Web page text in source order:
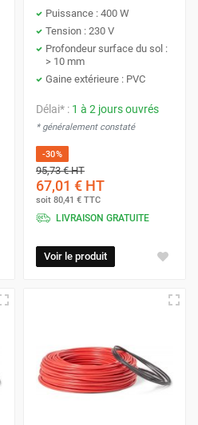
chape
une solution de chauffage au
chauffants de 3mm et de 6mm
offrant une flexibilité
énergétique. La technologie
le confort de votre espace tout
Puissance : 400 W
Tension : 230 V
Profondeur surface du sol :
> 10 mm
Gaine extérieure : PVC
Délai* : 1 à 2 jours ouvrés
* généralement constaté
-30%
95,73 €HT
67,01 € HT
soit 80,41 € TTC
LIVRAISON GRATUITE
Voir le produit